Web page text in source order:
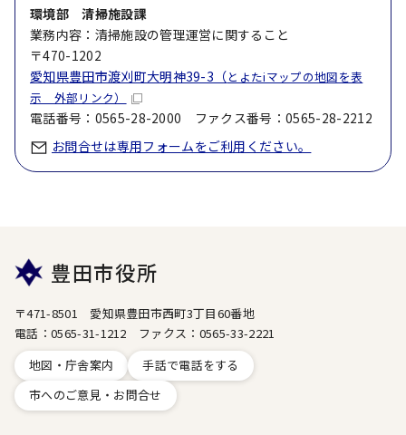
環境部 清掃施設課
業務内容：清掃施設の管理運営に関すること
〒470-1202
愛知県豊田市渡刈町大明神39-3（とよたiマップの地図を表
示 外部リンク）
電話番号：0565-28-2000 ファクス番号：0565-28-2212
お問合せは専用フォームをご利用ください。
豊田市役所
〒471-8501 愛知県豊田市西町3丁目60番地
電話：0565-31-1212 ファクス：0565-33-2221
地図・庁舎案内
手話で電話をする
市へのご意見・お問合せ